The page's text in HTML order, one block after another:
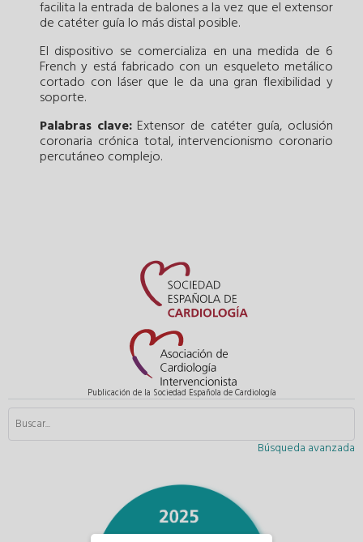
facilita la entrada de balones a la vez que el extensor
de catéter guía lo más distal posible.
El dispositivo se comercializa en una medida de 6
French y está fabricado con un esqueleto metálico
cortado con láser que le da una gran flexibilidad y
soporte.
Palabras clave: Extensor de catéter guía, oclusión
coronaria crónica total, intervencionismo coronario
percutáneo complejo.
Publicación de la Sociedad Española de Cardiología
Búsqueda avanzada